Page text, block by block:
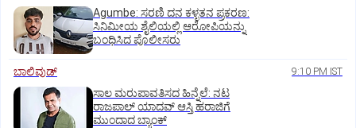
Agumbe: ಸರಣಿ ದನ ಕಳ್ಳತನ ಪ್ರಕರಣ:
ಸಿನಿಮೀಯ ಶೈಲಿಯಲ್ಲಿ ಆರೋಪಿಯನ್ನು
ಬಂಧಿಸಿದ ಪೊಲೀಸರು
ಬಾಲಿವುಡ್‌ 9:10 PM IST
ಸಾಲ ಮರುಪಾವತಿಸದ ಹಿನ್ನೆಲೆ: ನಟ
ರಾಜಪಾಲ್ ಯಾದವ್‌ ಆಸ್ತಿ ಹರಾಜಿಗೆ
ಮುಂದಾದ ಬ್ಯಾಂಕ್